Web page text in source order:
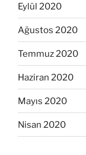
Eylül 2020
Ağustos 2020
Temmuz 2020
Haziran 2020
Mayıs 2020
Nisan 2020